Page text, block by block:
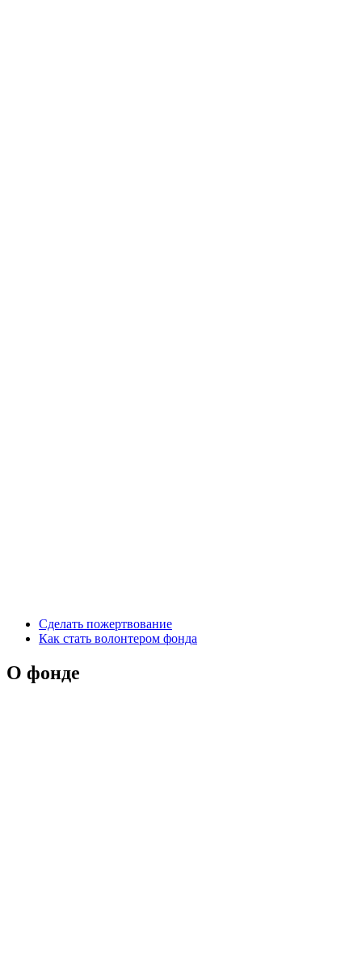
Сделать пожертвование
Как стать волонтером фонда
О фонде